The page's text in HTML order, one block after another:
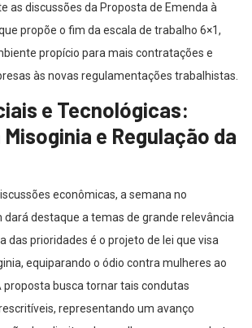
as discussões da Proposta de Emenda à
propõe o fim da escala de trabalho 6×1,
propício para mais contratações e
às novas regulamentações trabalhistas.
e Tecnológicas:
e Regulação da
econômicas, a semana no
destaque a temas de grande relevância
das prioridades é o projeto de lei que visa
equiparando o ódio contra mulheres ao
proposta busca tornar tais condutas
representando um avanço